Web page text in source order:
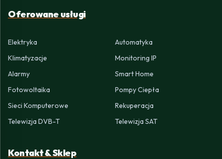
Oferowane usługi
Elektryka
Automatyka
Klimatyzacje
Monitoring IP
Alarmy
Smart Home
Fotowoltaika
Pompy Ciepła
Sieci Komputerowe
Rekuperacja
Telewizja DVB-T
Telewizja SAT
Kontakt & Sklep